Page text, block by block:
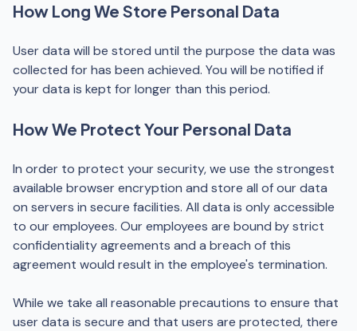
How Long We Store Personal Data
User data will be stored until the purpose the data was
collected for has been achieved. You will be notified if
your data is kept for longer than this period.
How We Protect Your Personal Data
In order to protect your security, we use the strongest
available browser encryption and store all of our data
on servers in secure facilities. All data is only accessible
to our employees. Our employees are bound by strict
confidentiality agreements and a breach of this
agreement would result in the employee's termination.
While we take all reasonable precautions to ensure that
user data is secure and that users are protected, there